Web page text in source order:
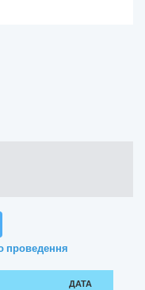
проведення
ДАТА